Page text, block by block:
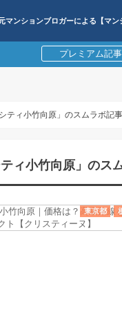
マンションブロガーによる【マン
プレミアム記事
ティ小竹向原」のスムラボ記事
ティ小竹向原」のス
東京都